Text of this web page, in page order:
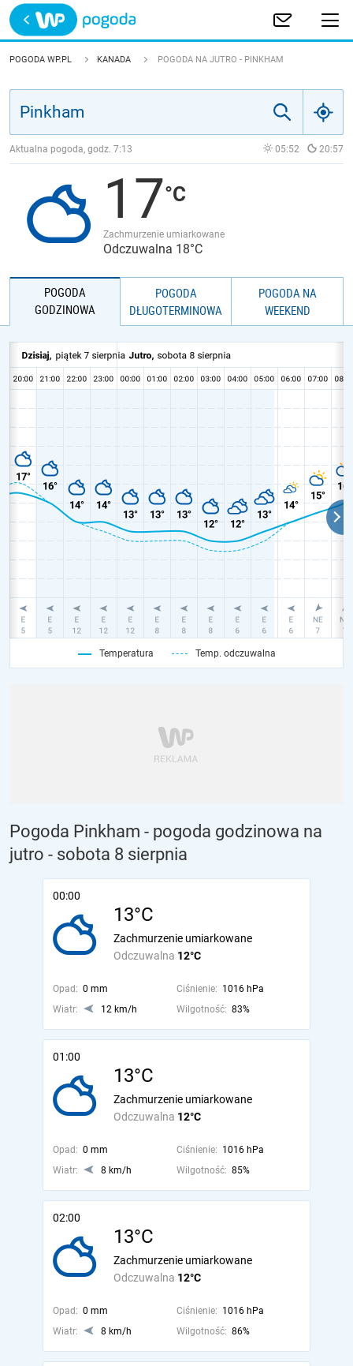
Trwa ładowanie
POLSKA
JAKOŚĆ POWIETRZA
POGODA WP.PL KANADA POGODA NA JUTRO - PINKHAM
Aktualna pogoda, godz. 7:13 05:52 20:57
17
Zachmurzenie umiarkowane
Odczuwalna 18°C
POGODA
GODZINOWA
POGODA
DŁUGOTERMINOWA
POGODA NA
WEEKEND
Temperatura Temp. odczuwalna
Pogoda Pinkham - pogoda godzinowa na
jutro - sobota 8 sierpnia
00:00
13°C
Odczuwalna 12°C
Zachmurzenie umiarkowane
Opad: 0 mm Ciśnienie: 1016 hPa
Wiatr:
12 km/h Wilgotność: 83%
01:00
13°C
Odczuwalna 12°C
Zachmurzenie umiarkowane
Opad: 0 mm Ciśnienie: 1016 hPa
Wiatr:
8 km/h Wilgotność: 85%
02:00
13°C
Odczuwalna 12°C
Zachmurzenie umiarkowane
Opad: 0 mm Ciśnienie: 1016 hPa
Wiatr:
8 km/h Wilgotność: 86%